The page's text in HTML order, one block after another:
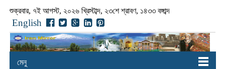
শুক্রবার, ৭ই আগস্ট, ২০২৬ খ্রিস্টাব্দ, ২৩শে শ্রাবণ, ১৪৩৩ বঙ্গাব্দ
English
মেনু